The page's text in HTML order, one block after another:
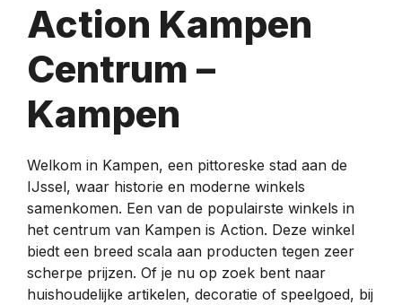
Action Kampen
Centrum –
Kampen
Welkom in Kampen, een pittoreske stad aan de
IJssel, waar historie en moderne winkels
samenkomen. Een van de populairste winkels in
het centrum van Kampen is Action. Deze winkel
biedt een breed scala aan producten tegen zeer
scherpe prijzen. Of je nu op zoek bent naar
huishoudelijke artikelen, decoratie of speelgoed, bij